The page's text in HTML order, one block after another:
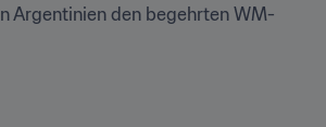
Argentinien den begehrten WM-